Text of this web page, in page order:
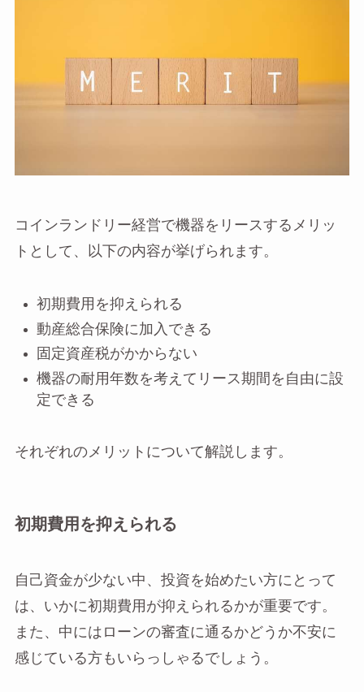
コインランドリー経営で機器をリースするメリッ
トとして、以下の内容が挙げられます。
初期費用を抑えられる
動産総合保険に加入できる
固定資産税がかからない
機器の耐用年数を考えてリース期間を自由に設
定できる
それぞれのメリットについて解説します。
初期費用を抑えられる
自己資金が少ない中、投資を始めたい方にとって
は、いかに初期費用が抑えられるかが重要です。
また、中にはローンの審査に通るかどうか不安に
感じている方もいらっしゃるでしょう。